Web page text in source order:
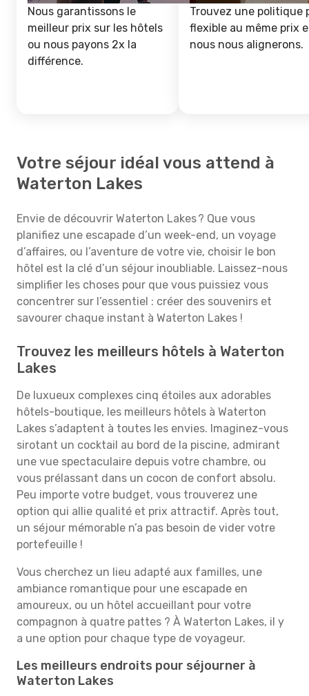
Nous garantissons le
meilleur prix sur les hôtels
ou nous payons 2x la
différence.
Trouvez une politique
flexible au même prix
nous nous alignerons.
Votre séjour idéal vous attend à
Waterton Lakes
Envie de découvrir Waterton Lakes ? Que vous
planifiez une escapade d’un week-end, un voyage
d’affaires, ou l’aventure de votre vie, choisir le bon
hôtel est la clé d’un séjour inoubliable. Laissez-nous
simplifier les choses pour que vous puissiez vous
concentrer sur l’essentiel : créer des souvenirs et
savourer chaque instant à Waterton Lakes !
Trouvez les meilleurs hôtels à Waterton
Lakes
De luxueux complexes cinq étoiles aux adorables
hôtels-boutique, les meilleurs hôtels à Waterton
Lakes s’adaptent à toutes les envies. Imaginez-vous
sirotant un cocktail au bord de la piscine, admirant
une vue spectaculaire depuis votre chambre, ou
vous prélassant dans un cocon de confort absolu.
Peu importe votre budget, vous trouverez une
option qui allie qualité et prix attractif. Après tout,
un séjour mémorable n’a pas besoin de vider votre
portefeuille !
Vous cherchez un lieu adapté aux familles, une
ambiance romantique pour une escapade en
amoureux, ou un hôtel accueillant pour votre
compagnon à quatre pattes ? À Waterton Lakes, il y
a une option pour chaque type de voyageur.
Les meilleurs endroits pour séjourner à
Waterton Lakes